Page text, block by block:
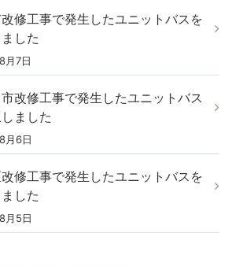
修工事で発生したユニットバスを
した
月7日
改修工事で発生したユニットバス
ました
月6日
修工事で発生したユニットバスを
した
月5日